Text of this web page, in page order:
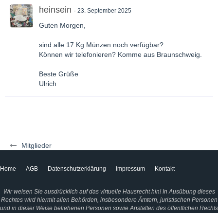
Mitglieder
heinsein 23. September 2025
Guten Morgen,
sind alle 17 Kg Münzen noch verfügbar?
Können wir telefonieren? Komme aus Braunschweig.
Beste Grüße
Ulrich
Home AGB Datenschutzerklärung Impressum Kontakt
Wir weisen Sie ausdrücklich auf das virtuelle Hausrecht hin! In Ausübung dieses
Rechtes wird hiermit allen Behörden, insbesondere Ämtern, juristischen Personen
und in dieser Weise beliehenen Personen sowie Anstalten des öffentlichen Rechts